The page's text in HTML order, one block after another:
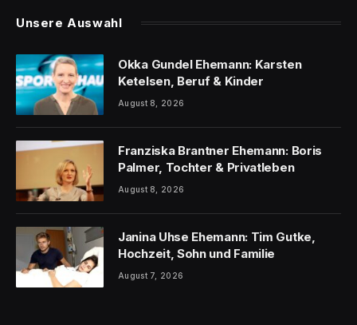
Unsere Auswahl
Okka Gundel Ehemann: Karsten
Ketelsen, Beruf & Kinder
August 8, 2026
Franziska Brantner Ehemann: Boris
Palmer, Tochter & Privatleben
August 8, 2026
Janina Uhse Ehemann: Tim Gutke,
Hochzeit, Sohn und Familie
August 7, 2026